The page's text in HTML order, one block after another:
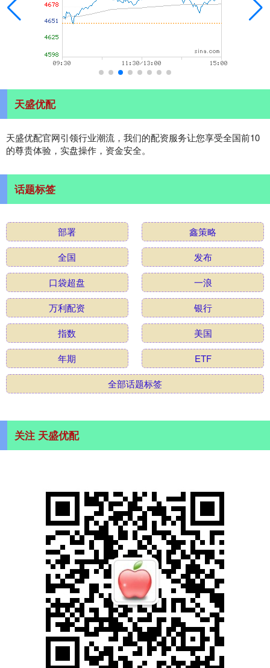
天盛优配
天盛优配官网引领行业潮流，我们的配资服务让您享受全国前10
的尊贵体验，实盘操作，资金安全。
话题标签
部署
鑫策略
全国
发布
口袋超盘
一浪
万利配资
银行
指数
美国
年期
ETF
全部话题标签
关注 天盛优配